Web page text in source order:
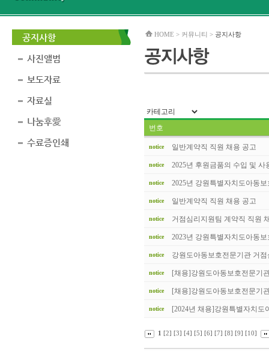
공지사항
사진앨범
보도자료
자료실
나눔후愛
수료증인쇄
HOME > 커뮤니티 > 공지사항
번호
notice 일반계약직 직원 채용 공고
notice 2025년 후원금품의 수입 및 사
notice 2025년 강원특별자치도아동보
notice 일반계약직 직원 채용 공고
notice 거점심리지원팀 계약직 직원
notice 2023년 강원특별자치도아동보
notice 강원도아동보호전문기관 거점
notice [채용]강원도아동보호전문기
notice [채용]강원도아동보호전문기
notice [2024년 채용]강원특별자치도
1 [2] [3] [4] [5] [6] [7] [8] [9] [10]